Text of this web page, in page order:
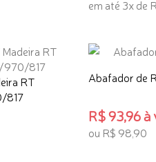
em até 3x de
RT
817
Abafador de
R$ 93,96 à
ou R$ 98,90